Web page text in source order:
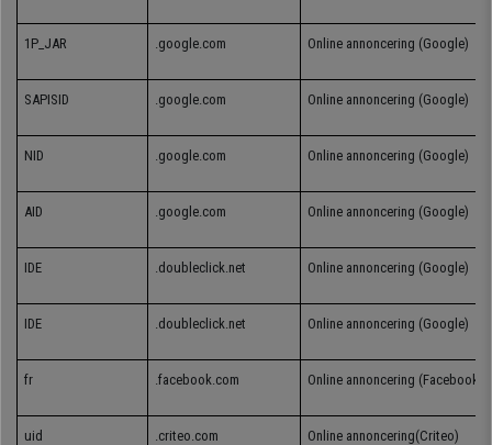
1P_JAR .google.com Online annoncering (Google)
SAPISID .google.com Online annoncering (Google)
NID .google.com Online annoncering (Google)
AID .google.com Online annoncering (Google)
IDE .doubleclick.net Online annoncering (Google)
IDE .doubleclick.net Online annoncering (Google)
fr .facebook.com Online annoncering (Facebook)
uid .criteo.com Online annoncering(Criteo)